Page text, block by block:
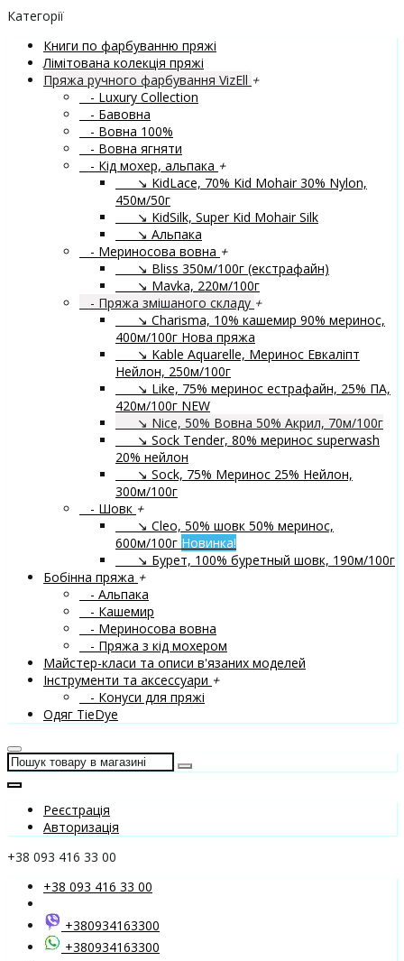
Категорії
Книги по фарбуванню пряжі
Лімітована колекція пряжі
Пряжа ручного фарбування VizEll +
- Luxury Collection
- Бавовна
- Вовна 100%
- Вовна ягняти
- Кід мохер, альпака +
↘ KidLace, 70% Kid Mohair 30% Nylon,
450м/50г
↘ KidSilk, Super Kid Mohair Silk
↘ Альпака
- Мериносова вовна +
↘ Bliss 350м/100г (екстрафайн)
↘ Mavka, 220м/100г
- Пряжа змішаного складу +
↘ Charisma, 10% кашемир 90% меринос,
400м/100г Нова пряжа
↘ Kable Aquarelle, Меринос Евкаліпт
Нейлон, 250м/100г
↘ Like, 75% меринос естрафайн, 25% ПА,
420м/100г NEW
↘ Nice, 50% Вовна 50% Акрил, 70м/100г
↘ Sock Tender, 80% меринос superwash
20% нейлон
↘ Sock, 75% Меринос 25% Нейлон,
300м/100г
- Шовк +
↘ Cleo, 50% шовк 50% меринос,
600м/100г Новинка!
↘ Бурет, 100% буретный шовк, 190м/100г
Бобінна пряжа +
- Альпака
- Кашемир
- Мериносова вовна
- Пряжа з кід мохером
Майстер-класи та описи в'язаних моделей
Інструменти та аксессуари +
- Конуси для пряжі
Одяг TieDye
Реєстрація
Авторизація
+38 093 416 33 00
+38 093 416 33 00
+380934163300
+380934163300